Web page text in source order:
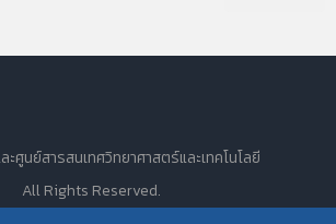
ศูนย์สารสนเทศวิทยาศาสตร์และเทคโนโลยี
All Rights Reserved.